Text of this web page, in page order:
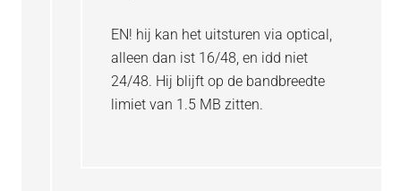
EN! hij kan het uitsturen via optical,
alleen dan ist 16/48, en idd niet
24/48. Hij blijft op de bandbreedte
limiet van 1.5 MB zitten.